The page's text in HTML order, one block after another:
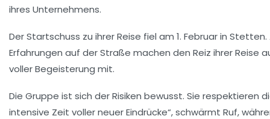
ihres Unternehmens.
Der Startschuss zu ihrer Reise fiel am 1. Februar in
Erfahrungen auf der Straße machen den Reiz ihrer Reise
voller Begeisterung mit.
Die Gruppe ist sich der Risiken bewusst. Sie respektieren
intensive Zeit voller neuer Eindrücke“, schwärmt Ruf,